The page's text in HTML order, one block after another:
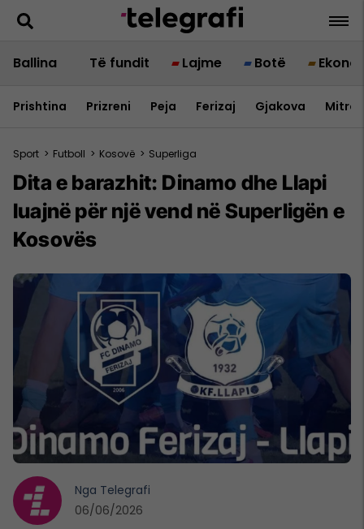
Ballina Të fundit Lajme Botë
Prishtina Prizreni Peja Ferizaj Gjakova
Sport > Futboll > Kosovë > Superliga
Dita e barazhit: Dinamo dhe Llapi
luajnë për një vend në Superligën e
Kosovës
Nga Telegrafi
06/06/2026